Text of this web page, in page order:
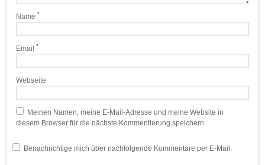
Name *
Email *
Webseite
Meinen Namen, meine E-Mail-Adresse und meine Website in
diesem Browser für die nächste Kommentierung speichern.
Benachrichtige mich über nachfolgende Kommentare per E-Mail.